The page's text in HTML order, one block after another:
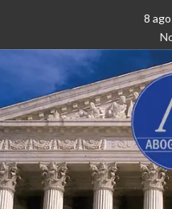
contenido
8